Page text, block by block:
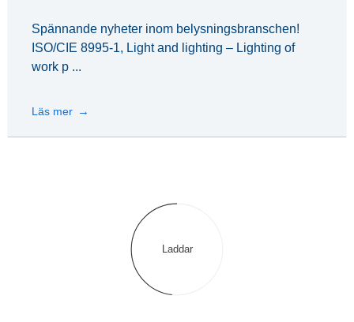
Spännande nyheter inom belysningsbranschen!
ISO/CIE 8995-1, Light and lighting – Lighting of
work p ...
Läs mer
Laddar